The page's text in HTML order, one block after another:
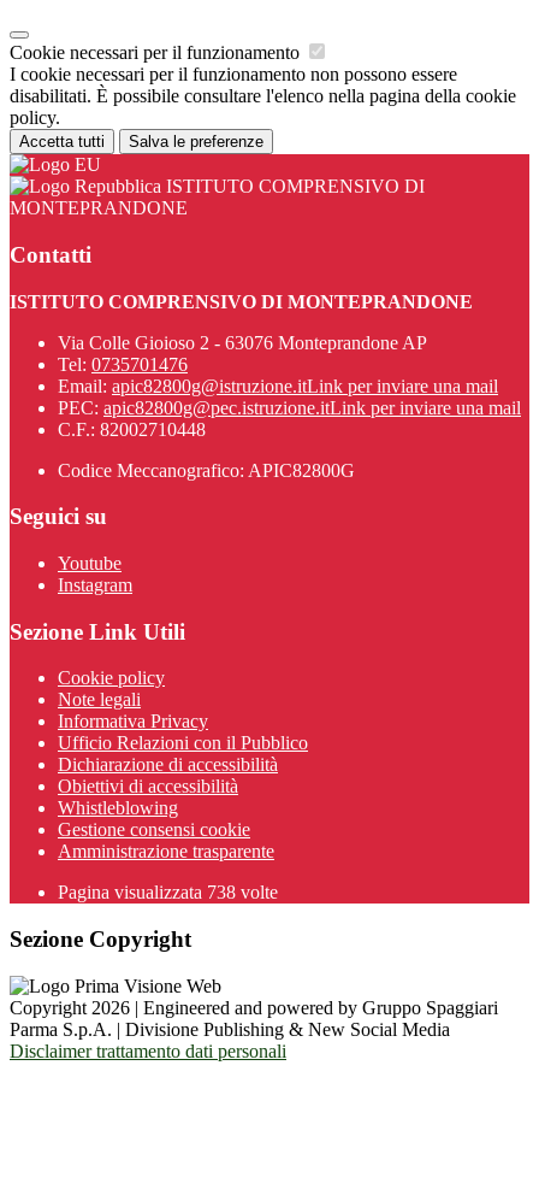
Cookie necessari per il funzionamento
I cookie necessari per il funzionamento non possono essere
disabilitati. È possibile consultare l'elenco nella pagina della cookie
policy.
Accetta tutti Salva le preferenze
ISTITUTO COMPRENSIVO DI
MONTEPRANDONE
Contatti
ISTITUTO COMPRENSIVO DI MONTEPRANDONE
Via Colle Gioioso 2 - 63076 Monteprandone AP
Tel: 0735701476
Email: apic82800g@istruzione.itLink per inviare una mail
PEC: apic82800g@pec.istruzione.itLink per inviare una mail
C.F.: 82002710448
Codice Meccanografico: APIC82800G
Seguici su
Youtube
Instagram
Sezione Link Utili
Cookie policy
Note legali
Informativa Privacy
Ufficio Relazioni con il Pubblico
Dichiarazione di accessibilità
Obiettivi di accessibilità
Whistleblowing
Gestione consensi cookie
Amministrazione trasparente
Pagina visualizzata 738 volte
Sezione Copyright
Copyright 2026 | Engineered and powered by Gruppo Spaggiari
Parma S.p.A. | Divisione Publishing & New Social Media
Disclaimer trattamento dati personali